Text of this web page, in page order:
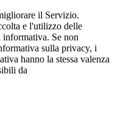
il Servizio.
e l'utilizzo delle
Se non
sulla privacy, i
hanno la stessa valenza
da